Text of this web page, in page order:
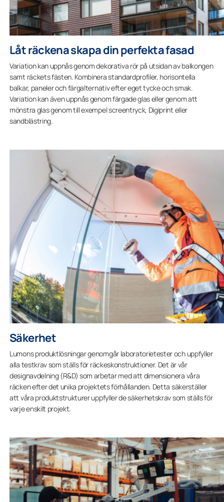
Låt räckena skapa din perfekta fasad
Variation kan uppnås genom dekorativa rör på utsidan av balkongen
samt räckets fästen. Kombinera standardprofiler, horisontella
balkar, paneler och färgalternativ efter eget tycke och smak.
Variation kan även uppnås genom färgade glas eller genom att
mönstra glas genom till exempel screentryck, Digiprint eller
sandblästring.
Säkerhet
Lumons produktlösningar genomgår laboratorietester och uppfyller
alla testkrav som ställs för räckeskonstruktioner. Det är vår
designavdelning (R&D) som arbetar med att dimensionera våra
räcken efter det unika projektets förhållanden. Detta säkerställer
att våra produktstrukturer uppfyller de säkerhetskrav som ställs för
varje enskilt projekt.